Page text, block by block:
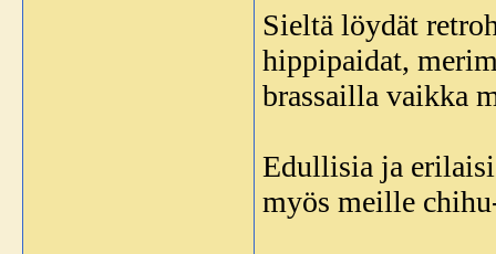
Sieltä löydät
hippipaidat,
brassailla vaikka
Edullisia ja
myös meille